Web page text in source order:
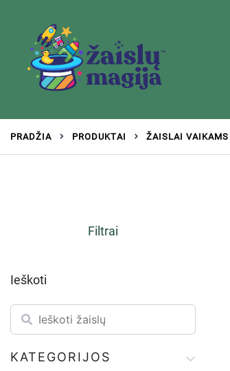
Zaislumagija.lt – žaislų
Žaislai tinkantys įvairaus amžiaus
PRADŽIA PRODUKTAI ŽAISLAI VAIKAMS
Filtrai
Ieškoti
KATEGORIJOS